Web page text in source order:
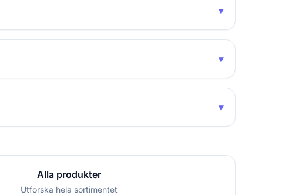
▾
▾
▾
Alla produkter
Utforska hela sortimentet